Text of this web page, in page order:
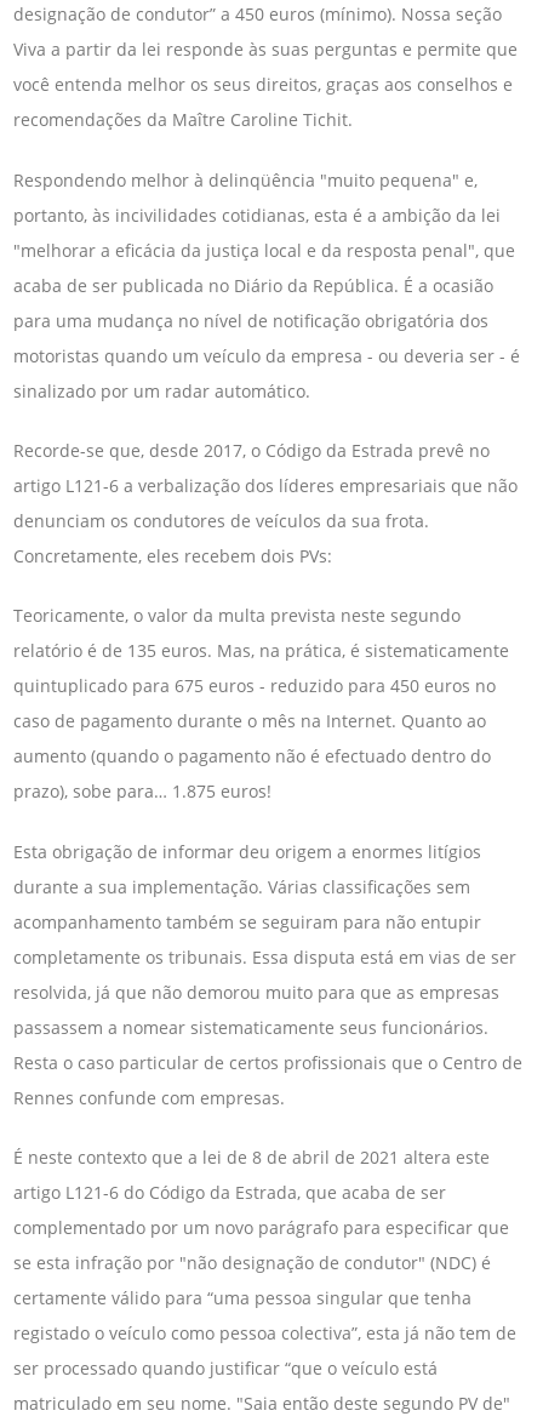
designação de condutor” a 450 euros (mínimo). Nossa seção
Viva a partir da lei responde às suas perguntas e permite que
você entenda melhor os seus direitos, graças aos conselhos e
recomendações da Maître Caroline Tichit.
Respondendo melhor à delinqüência "muito pequena" e,
portanto, às incivilidades cotidianas, esta é a ambição da lei
"melhorar a eficácia da justiça local e da resposta penal", que
acaba de ser publicada no Diário da República. É a ocasião
para uma mudança no nível de notificação obrigatória dos
motoristas quando um veículo da empresa - ou deveria ser - é
sinalizado por um radar automático.
Recorde-se que, desde 2017, o Código da Estrada prevê no
artigo L121-6 a verbalização dos líderes empresariais que não
denunciam os condutores de veículos da sua frota.
Concretamente, eles recebem dois PVs:
Teoricamente, o valor da multa prevista neste segundo
relatório é de 135 euros. Mas, na prática, é sistematicamente
quintuplicado para 675 euros - reduzido para 450 euros no
caso de pagamento durante o mês na Internet. Quanto ao
aumento (quando o pagamento não é efectuado dentro do
prazo), sobe para… 1.875 euros!
Esta obrigação de informar deu origem a enormes litígios
durante a sua implementação. Várias classificações sem
acompanhamento também se seguiram para não entupir
completamente os tribunais. Essa disputa está em vias de ser
resolvida, já que não demorou muito para que as empresas
passassem a nomear sistematicamente seus funcionários.
Resta o caso particular de certos profissionais que o Centro de
Rennes confunde com empresas.
É neste contexto que a lei de 8 de abril de 2021 altera este
artigo L121-6 do Código da Estrada, que acaba de ser
complementado por um novo parágrafo para especificar que
se esta infração por "não designação de condutor" (NDC) é
certamente válido para “uma pessoa singular que tenha
registado o veículo como pessoa colectiva”, esta já não tem de
ser processado quando justificar “que o veículo está
matriculado em seu nome. "Saia então deste segundo PV de"